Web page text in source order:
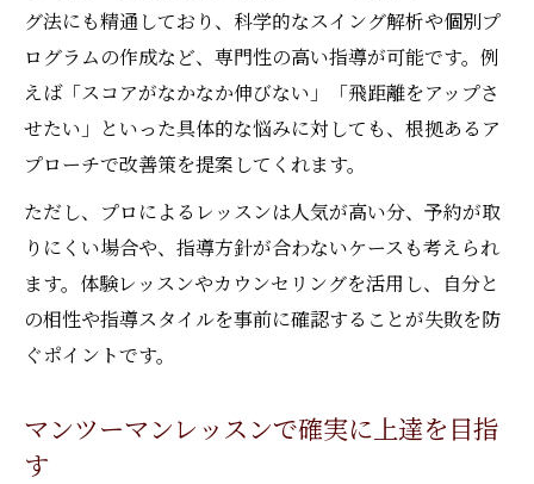
グ法にも精通しており、科学的なスイング解析や個別プ
ログラムの作成など、専門性の高い指導が可能です。例
えば「スコアがなかなか伸びない」「飛距離をアップさ
せたい」といった具体的な悩みに対しても、根拠あるア
プローチで改善策を提案してくれます。
ただし、プロによるレッスンは人気が高い分、予約が取
りにくい場合や、指導方針が合わないケースも考えられ
ます。体験レッスンやカウンセリングを活用し、自分と
の相性や指導スタイルを事前に確認することが失敗を防
ぐポイントです。
マンツーマンレッスンで確実に上達を目指
す